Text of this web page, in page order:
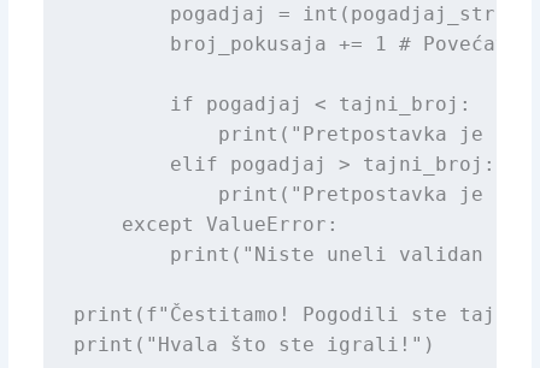
        pogadjaj = int(pogadjaj_str)
broj_pokusaja += 1 #
        if pogadjaj < tajni_broj:
print("Pretpostavka je
        elif pogadjaj > tajni_broj:
print("Pretpostavka je
    except ValueError:
print("Niste uneli validan
print(f"Čestitamo! Pogodili ste tajni
print("Hvala što ste igrali!")